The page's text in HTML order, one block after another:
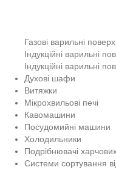
Газові варильні
Індукційні варильні
Індукційні варильні
Духові шафи
Витяжки
Мікрохвильові печі
Кавомашини
Посудомийні машини
Холодильники
Подрібнювачі
Системи сортування